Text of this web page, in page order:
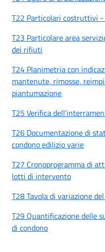
T22 Particolari costruttivi -
T23 Particolare area
dei rifiuti
T24 Planimetria con
mantenute, rimosse,
piantumazione
T25 Verifica
T26 Documentazione di
condono edilizio varie
T27 Cronoprogramma di
lotti di intervento
T28 Tavola di variazione
T29 Quantificazione delle
di condono